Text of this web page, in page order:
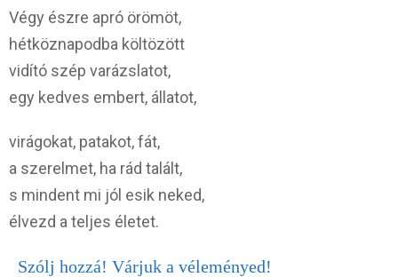
Végy észre apró örömöt,
hétköznapodba költözött
vidító szép varázslatot,
egy kedves embert, állatot,
virágokat, patakot, fát,
a szerelmet, ha rád talált,
s mindent mi jól esik neked,
élvezd a teljes életet.
Szólj hozzá! Várjuk a véleményed!